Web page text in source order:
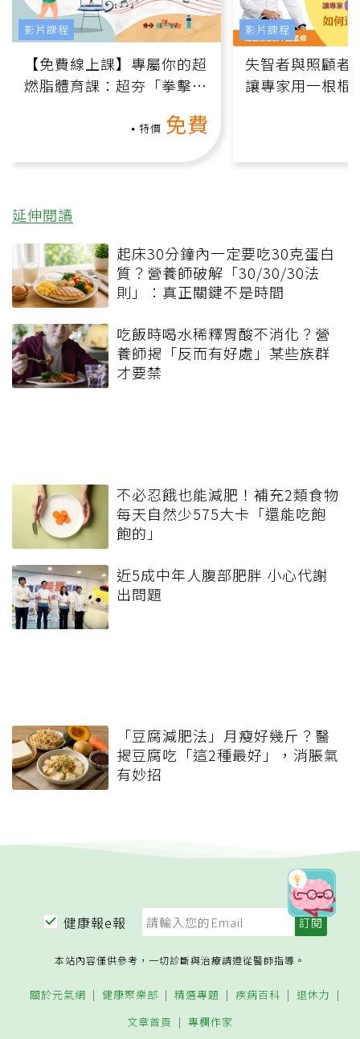
【免費線上課】專屬你的超
燃脂體育課：超夯「拳擊有
特價 免費
影片課程
失智者與照顧者
讓專家用一根棍
影片課程
延伸閱讀
起床30分鐘內一定要吃30克蛋白
質？營養師破解「30/30/30法
則」：真正關鍵不是時間
吃飯時喝水稀釋胃酸不消化？營
養師揭「反而有好處」某些族群
才要禁
不必忍餓也能減肥！補充2類食物
每天自然少575大卡「還能吃飽
飽的」
近5成中年人腹部肥胖 小心代謝
出問題
「豆腐減肥法」月瘦好幾斤？醫
揭豆腐吃「這2種最好」，消脹氣
有妙招
健康報e報
本站內容僅供參考，一切診斷與治療請遵從醫師指導。
關於元氣網 健康聚樂部 精選專題 疾病百科
退休力
文章首頁
專欄作家